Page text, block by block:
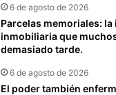
6 de agosto de 2026
Parcelas memoriales:
inmobiliaria que
demasiado tarde.
6 de agosto de 2026
El poder también